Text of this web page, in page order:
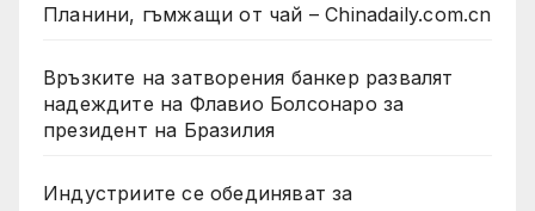
Планини, гъмжащи от чай – Chinadaily.com.cn
Връзките на затворения банкер развалят
надеждите на Флавио Болсонаро за
президент на Бразилия
Индустриите се обединяват за